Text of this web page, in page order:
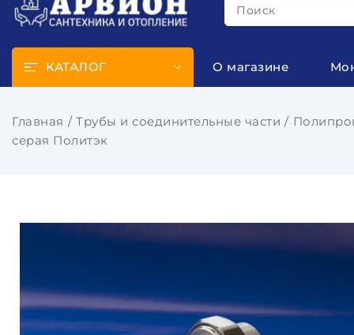
Поиск
КАТАЛОГ О магазине
Главная Трубы и соединительные части
серая Политэк